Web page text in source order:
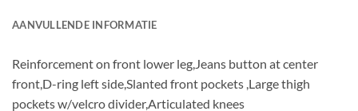
AANVULLENDE INFORMATIE
Reinforcement on front lower leg,Jeans button at center
front,D-ring left side,Slanted front pockets ,Large thigh
pockets w/velcro divider,Articulated knees